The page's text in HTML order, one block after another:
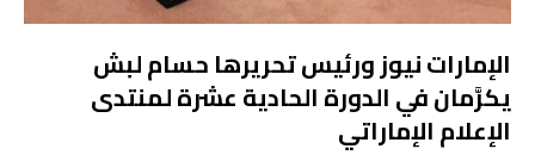
الإمارات نيوز ورئيس تحريرها حسام لبش
يكرَّمان في الدورة الحادية عشرة لمنتدى
الإعلام الإماراتي